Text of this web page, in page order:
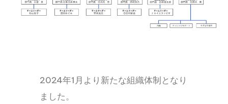
2024年1月より新たな組織体制となり
ました。